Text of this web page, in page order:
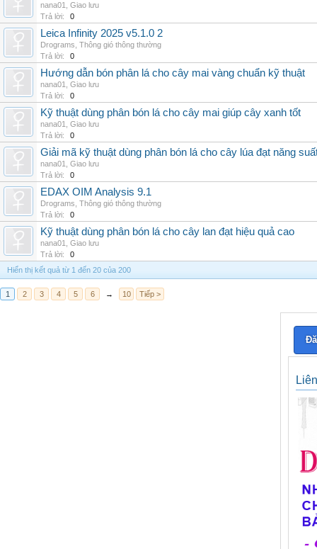
nana01
Giao lưu
Trả lời:
0
Leica Infinity 2025 v5.1.0 2
Drograms Thông gió thông thường
Trả lời:
0
Hướng dẫn bón phân lá cho cây mai vàng chuẩn kỹ thuật
nana01
Giao lưu
Trả lời:
0
Kỹ thuật dùng phân bón lá cho cây mai giúp cây xanh tốt
nana01
Giao lưu
Trả lời:
0
Giải mã kỹ thuật dùng phân bón lá cho cây lúa đạt năng
nana01
Giao lưu
Trả lời:
0
EDAX OIM Analysis 9.1
Drograms Thông gió thông thường
Trả lời:
0
Kỹ thuật dùng phân bón lá cho cây lan đạt hiệu quả cao
nana01
Giao lưu
Trả lời:
0
Hiển thị kết quả từ 1 đến 20 của 200
1 2 3 4 5 6 → 10 Tiếp >